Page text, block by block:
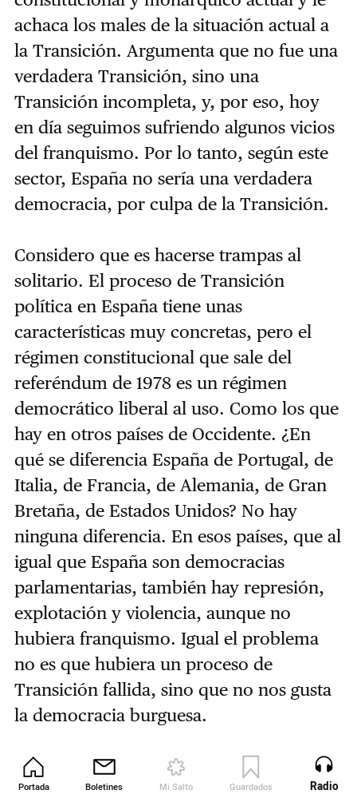
Portada Boletines Mi Salto Guardados Revista
achaca los males de la situación actual a
la Transición. Argumenta que no fue una
verdadera Transición, sino una
Transición incompleta, y, por eso, hoy
en día seguimos sufriendo algunos vicios
del franquismo. Por lo tanto, según este
sector, España no sería una verdadera
democracia, por culpa de la Transición.
Considero que es hacerse trampas al
solitario. El proceso de Transición
política en España tiene unas
características muy concretas, pero el
régimen constitucional que sale del
referéndum de 1978 es un régimen
democrático liberal al uso. Como los que
hay en otros países de Occidente. ¿En
qué se diferencia España de Portugal, de
Italia, de Francia, de Alemania, de Gran
Bretaña, de Estados Unidos? No hay
ninguna diferencia. En esos países, que al
igual que España son democracias
parlamentarias, también hay represión,
explotación y violencia, aunque no
hubiera franquismo. Igual el problema
no es que hubiera un proceso de
Transición fallida, sino que no nos gusta
la democracia burguesa.
2025 Euskal Herria: 600 trabajadores
Radio